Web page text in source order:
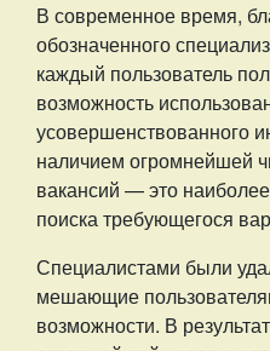
В современное время,
обозначенного
каждый пользователь
возможность
усовершенствованного
наличием огромнейшей
вакансий — это
поиска требующегося
Специалистами были
мешающие
возможности. В